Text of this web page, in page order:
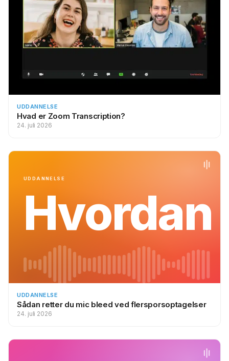
UDDANNELSE
Hvad er Zoom Transcription?
24. juli 2026
UDDANNELSE
Hvordan
UDDANNELSE
Sådan retter du mic bleed ved flersporsoptagelser
24. juli 2026